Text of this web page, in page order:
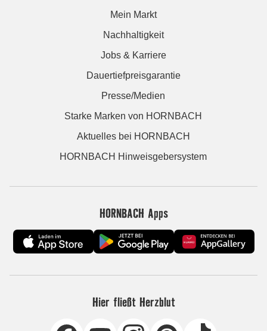
Mein Markt
Nachhaltigkeit
Jobs & Karriere
Dauertiefpreisgarantie
Presse/Medien
Starke Marken von HORNBACH
Aktuelles bei HORNBACH
HORNBACH Hinweisgebersystem
HORNBACH Apps
Hier fließt Herzblut